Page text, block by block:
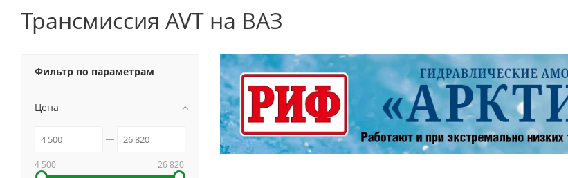
Трансмиссия AVT на ВАЗ
Фильтр по параметрам
Цена
4 500 26 820